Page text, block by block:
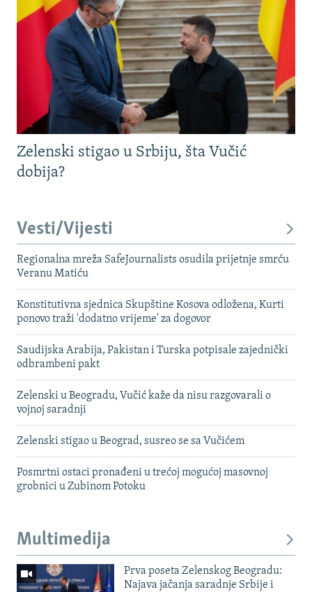
Zelenski stigao u Srbiju, šta Vučić
dobija?
Vesti/Vijesti
Regionalna mreža SafeJournalists osudila prijetnje smrću
Veranu Matiću
Konstitutivna sjednica Skupštine Kosova odložena, Kurti
ponovo traži 'dodatno vrijeme' za dogovor
Saudijska Arabija, Pakistan i Turska potpisale zajednički
odbrambeni pakt
Zelenski u Beogradu, Vučić kaže da nisu razgovarali o
vojnoj saradnji
Zelenski stigao u Beograd, susreo se sa Vučićem
Posmrtni ostaci pronađeni u trećoj mogućoj masovnoj
grobnici u Zubinom Potoku
Multimedija
Prva poseta Zelenskog Beogradu:
Najava jačanja saradnje Srbije i